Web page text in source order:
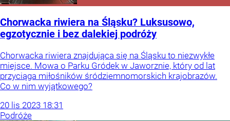
Chorwacka riwiera na Śląsku? Luksusowo,
egzotycznie i bez dalekiej podróży
Chorwacka riwiera znajdująca się na Śląsku to niezwykłe
miejsce. Mowa o Parku Gródek w Jaworznie, który od lat
przyciąga miłośników śródziemnomorskich krajobrazów.
Co w nim wyjątkowego?
20 lis 2023 18:31
Podróże